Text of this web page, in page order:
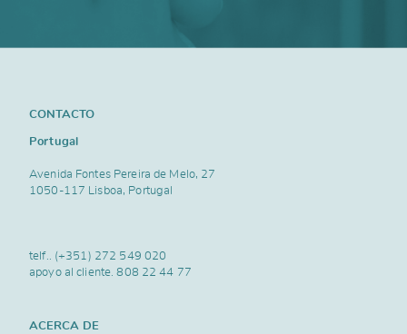
CONTACTO
Portugal
Avenida Fontes Pereira de Melo, 27
1050-117 Lisboa, Portugal
telf.. (+351) 272 549 020
apoyo al cliente.808 22 44 77
ACERCA DE